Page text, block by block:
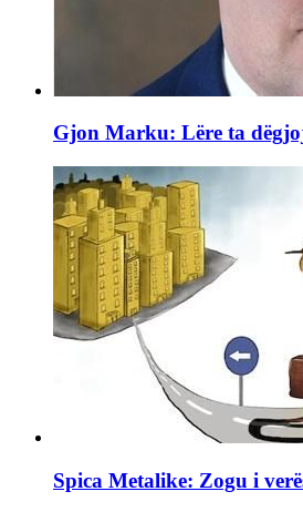
Gjon Marku: Lëre ta
Spica Metalike: Zogu i